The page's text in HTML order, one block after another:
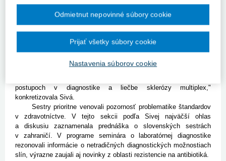
V Levoči odzneli prednášky z rôznych špecializačných
odborov a od prednášajúcich z Univerzitnej nemocnice Košice,
Fakultnej nemocnice Prešov, Ústrednej vojenskej nemocnice v
Ružomberku, Železničného zdravotníctva Košice, Šrobárovho
z levočskej nemocnice. "Lekárske publikum najviac oslovili
odborné výklady o mnohopočetných hemangiómoch
postupoch v diagnostike a liečbe sklerózy multiplex,"
konkretizovala Sivá.
Sestry prioritne venovali pozornosť problematike štandardov
v zdravotníctve. V tejto sekcii podľa Sivej najväčší ohlas
a diskusiu zaznamenala prednáška o slovenských sestrách
v zahraničí. V programe seminára o laboratórnej diagnostike
rezonovali informácie o netradičných diagnostických možnostiach
slín, výrazne zaujali aj novinky z oblasti rezistencie na antibiotiká.
Nastavenia súborov cookie
Odmietnut nepovinné súbory cookie
Prijať všetky súbory cookie